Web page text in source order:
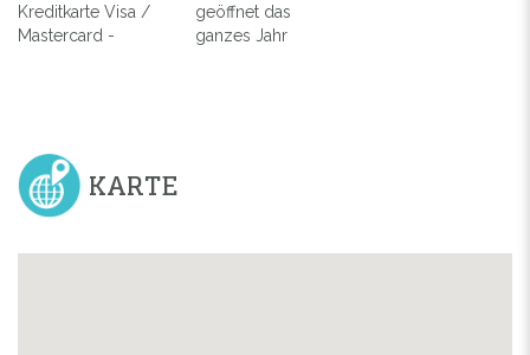
Kreditkarte Visa /
Mastercard -
geöffnet das
ganzes Jahr
KARTE